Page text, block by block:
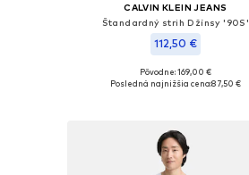
CALVIN KLEIN JEANS
Štandardný strih Džínsy '90S'
112,50 €
Dostupné v mnohých veľkostiach
Pôvodne: 169,00 €
Posledná najnižšia cena:87,50 €